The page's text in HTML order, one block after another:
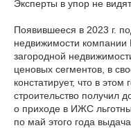
Эксперты в упор не
Появившееся в 2023 г.
недвижимости
загородной
ценовых сегментов, в
констатирует, что в
строительство получил
о приходе в ИЖС
по май этого года